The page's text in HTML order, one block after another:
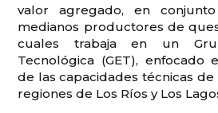
valor agregado, en
medianos productores de
cuales trabaja en un
Tecnológica (GET), enfocado
de las capacidades técnicas
regiones de Los Ríos y Los